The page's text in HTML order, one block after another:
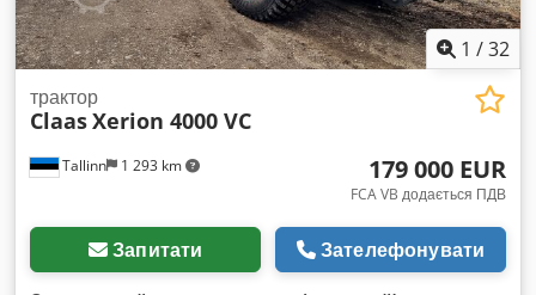
1 /32
Tallinn 1 293 km
трактор
ClaasXerion 4000 VC
179 000 EUR
FCA VB додається ПДВ
Запитати Зателефонувати